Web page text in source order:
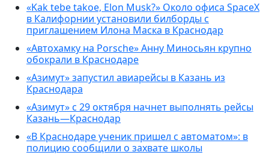
«Kak tebe takoe, Elon Musk?» Около офиса SpaceX
в Калифорнии установили билборды с
приглашением Илона Маска в Краснодар
«Автохамку на Porsche» Анну Миносьян крупно
обокрали в Краснодаре
«Азимут» запустил авиарейсы в Казань из
Краснодара
«Азимут» с 29 октября начнет выполнять рейсы
Казань—Краснодар
«В Краснодаре ученик пришел с автоматом»: в
полицию сообщили о захвате школы